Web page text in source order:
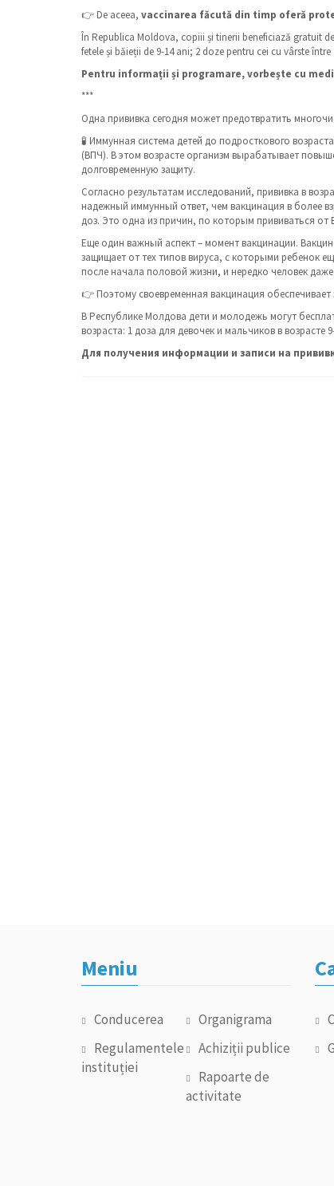
👉 De aceea, vaccinarea făcută din timp oferă
În Republica Moldova, copiii și tinerii beneficiază gratuit
fetele și băieții de 9-14 ani; 2 doze pentru cei cu vârste între
Pentru informații și programare, vorbește cu
***
Одна прививка сегодня может предотвратить
🧪 Иммунная система детей до подросткового
(ВПЧ). В этом возрасте организм вырабатывает
долговременную защиту.
Согласно результатам исследований, прививка в
надежный иммунный ответ, чем вакцинация в более
доз. Это одна из причин, по которым прививаться от
Еще один важный аспект – момент вакцинации.
защищает от тех типов вируса, с которыми ребенок
после начала половой жизни, и нередко человек
👉 Поэтому своевременная вакцинация
В Республике Молдова дети и молодежь могут
возраста: 1 доза для девочек и мальчиков в возрасте
Для получения информации и записи на
Meniu
Conducerea
Organigrama
Regulamentele
instituției
Achiziții publice
Rapoarte de
activitate